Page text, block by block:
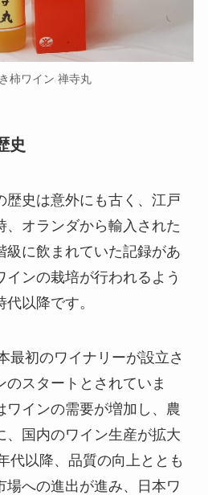
柿ワイン 禅寺丸
史
歴史は意外にも古く、江戸
、オランダから輸入された
級に飲まれていた記録があ
インの栽培が行われるよう
以降です。
最初のワイナリーが設立さ
のスタートとされていま
ワインの需要が増加し、農
、国内のワイン生産が拡大
代以降、品質の向上ととも
場への進出が進み、日本ワ